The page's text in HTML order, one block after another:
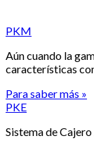
PKM
Aún cuando la
características
Para saber más »
PKE
Sistema de